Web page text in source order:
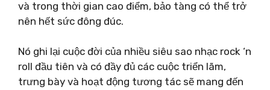
và trong thời gian cao điểm, bảo tàng có thể trở
nên hết sức đông đúc.
Nó ghi lại cuộc đời của nhiều siêu sao nhạc rock ‘n
roll đầu tiên và có đầy đủ các cuộc triển lãm,
trưng bày và hoạt động tương tác sẽ mang đến